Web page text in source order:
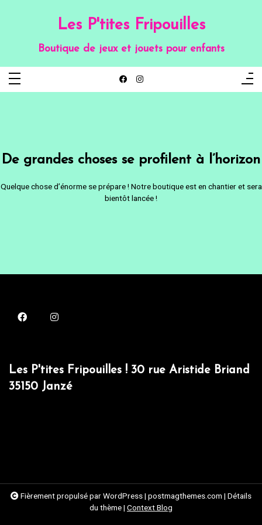
Les P'tites Fripouilles
Boutique de jeux et jouets pour enfants
De grandes choses se profilent à l’horizon
Quelque chose d’énorme se prépare ! Notre boutique est en chantier et sera
bientôt lancée !
Les P'tites Fripouilles ! 30 rue Aristide Briand
35150 Janzé
Fièrement propulsé par WordPress| postmagthemes.com | Détails
du thème| Context Blog